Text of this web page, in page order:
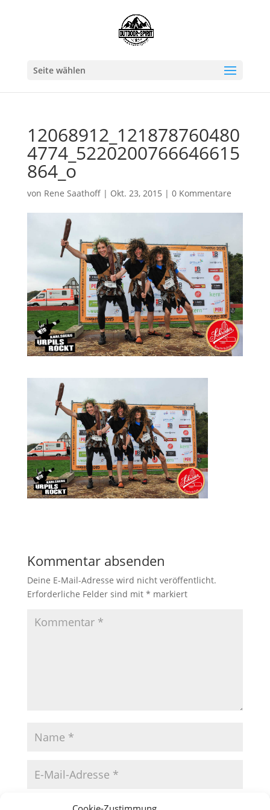
Seite wählen
12068912_121878760480
4774_5220200766646615
864_o
von Rene Saathoff| Okt. 23, 2015 | 0 Kommentare
Kommentar absenden
Deine E-Mail-Adresse wird nicht veröffentlicht.
Erforderliche Felder sind mit * markiert